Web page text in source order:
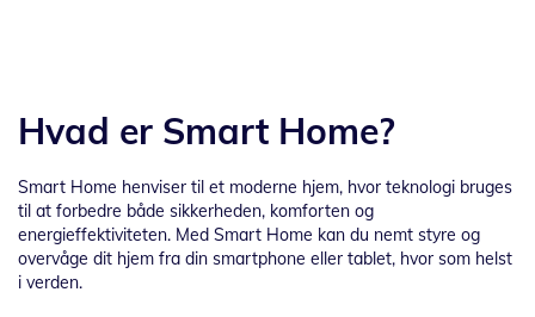
Hvad er Smart Home?
Smart Home henviser til et moderne hjem, hvor teknologi bruges
til at forbedre både sikkerheden, komforten og
energieffektiviteten. Med Smart Home kan du nemt styre og
overvåge dit hjem fra din smartphone eller tablet, hvor som helst
i verden.